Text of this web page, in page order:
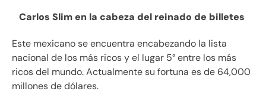
Carlos Slim en la cabeza del reinado de billetes
Este mexicano se encuentra encabezando la lista
nacional de los más ricos y el lugar 5° entre los más
ricos del mundo. Actualmente su fortuna es de 64,000
millones de dólares.